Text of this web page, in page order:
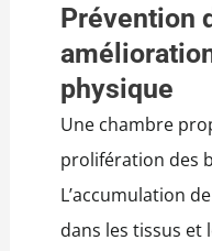
Prévention
physique
Une chambre
prolifération des
L’accumulation
dans les tissus et